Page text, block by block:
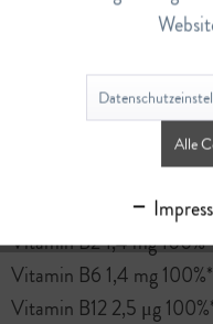
Nährwerte Pro
Vitamin D3 5 μg 100%*
Vitamin E 12 mg 100%*
Vitamin K 75 μg 100%*
Vitamin C 240 mg
Vitamin B1 1,1 mg 100%*
Vitamin B2 1,4 mg 100%*
Vitamin B6 1,4 mg 100%*
Vitamin B12 2,5 μg
Alle